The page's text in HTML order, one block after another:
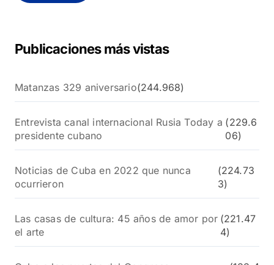
Publicaciones más vistas
Matanzas 329 aniversario(244.968)
Entrevista canal internacional Rusia Today a
presidente cubano
(229.6
06)
Noticias de Cuba en 2022 que nunca
ocurrieron
(224.73
3)
Las casas de cultura: 45 años de amor por
el arte
(221.47
4)